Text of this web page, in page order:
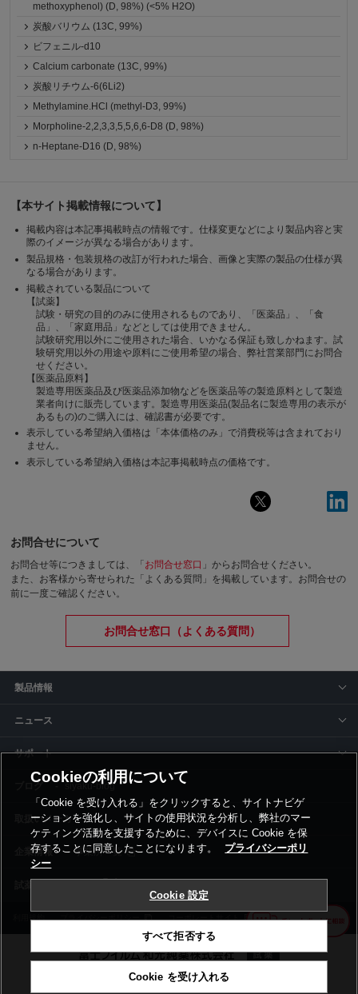
methoxyphenol) (D, 98%) (<5% H2O)
炭酸バリウム (13C, 99%)
ビフェニル-d10
Calcium carbonate (13C, 99%)
炭酸リチウム-6(6Li2)
Methylamine.HCl (methyl-D3, 99%)
Morpholine-2,2,3,3,5,5,6,6-D8 (D, 98%)
n-Heptane-D16 (D, 98%)
【本サイト掲載情報について】
掲載内容は本記事掲載時点の情報です。仕様変更などにより製品内容と実
際のイメージが異なる場合があります。
製品規格・包装規格の改訂が行われた場合、画像と実際の製品の仕様が異
なる場合があります。
掲載されている製品について
【試薬】
試験・研究の目的のみに使用されるものであり、「医薬品」、「食
品」、「家庭用品」などとしては使用できません。
試験研究用以外にご使用された場合、いかなる保証も致しかねます。試
験研究用以外の用途や原料にご使用希望の場合、弊社営業部門にお問合
せください。
【医薬品原料】
製造専用医薬品及び医薬品添加物などを医薬品等の製造原料として製造
業者向けに販売しています。製造専用医薬品(製品名に製造専用の表示が
あるもの)のご購入には、確認書が必要です。
表示している希望納入価格は「本体価格のみ」で消費税等は含まれており
ません。
表示している希望納入価格は本記事掲載時点の価格です。
お問合せについて
お問合せ等につきましては、「 お問合せ窓口 」からお問合せください。
また、お客様から寄せられた「よくある質問」を掲載しています。お問合せの
前に一度ご確認ください。
お問合せ窓口（よくある質問）
製品情報
ニュース
サポート
siyaku-blog
取扱いメーカー
事業所一覧
利用規約 プライバシーポリシー コーポレートサイト Cookie設定
©富士フイルム和光純薬株式会社
Cookieの利用について
「Cookie を受け入れる」をクリックすると、サイトナビゲ
ーションを強化し、サイトの使用状況を分析し、弊社のマー
ケティング活動を支援するために、デバイスに Cookie を保
存することに同意したことになります。
プライバシーポリ
シー
Cookie 設定
すべて拒否する
Cookie を受け入れる